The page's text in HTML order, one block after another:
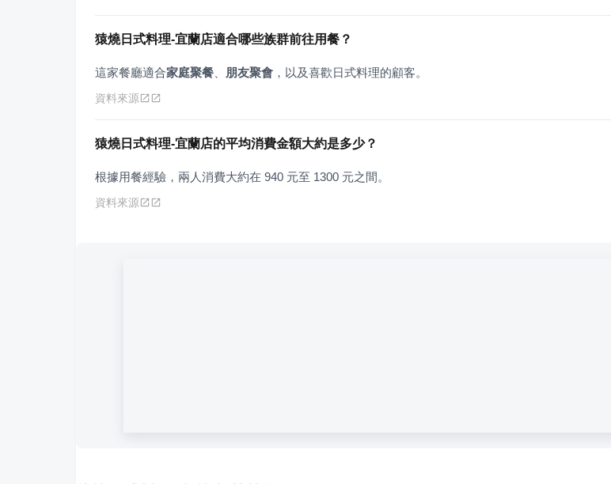
猿燒日式料理-宜蘭店適合哪些族群前往用餐？
這家餐廳適合家庭聚餐 朋友聚會 ，以及喜歡日式料理的顧客。
資料來源
猿燒日式料理-宜蘭店的平均消費金額大約是多少？
根據用餐經驗，兩人消費大約在 940 元至 1300 元之間。
資料來源